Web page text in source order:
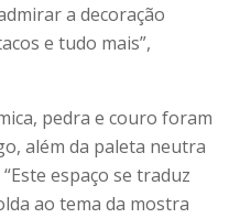
a decoração
e tudo mais”,
pedra e couro foram
além da paleta neutra
espaço se traduz
ao tema da mostra